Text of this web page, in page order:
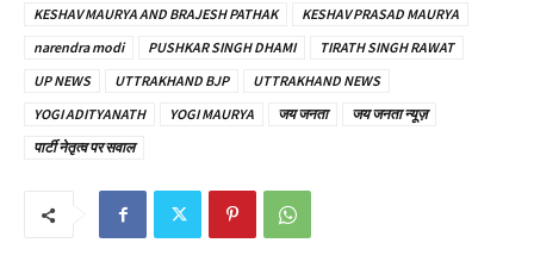
KESHAV MAURYA AND BRAJESH PATHAK
KESHAV PRASAD MAURYA
narendra modi
PUSHKAR SINGH DHAMI
TIRATH SINGH RAWAT
UP NEWS
UTTRAKHAND BJP
UTTRAKHAND NEWS
YOGI ADITYANATH
YOGI MAURYA जय जनता
जय जनता न्यूज़
पार्टी नेतृत्व पर सवाल